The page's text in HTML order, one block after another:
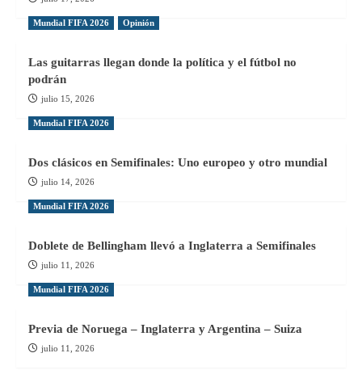
Mundial FIFA 2026 Opinión
Las guitarras llegan donde la política y el fútbol no
podrán
julio 15, 2026
Mundial FIFA 2026
Dos clásicos en Semifinales: Uno europeo y otro mundial
julio 14, 2026
Mundial FIFA 2026
Doblete de Bellingham llevó a Inglaterra a Semifinales
julio 11, 2026
Mundial FIFA 2026
Previa de Noruega – Inglaterra y Argentina – Suiza
julio 11, 2026